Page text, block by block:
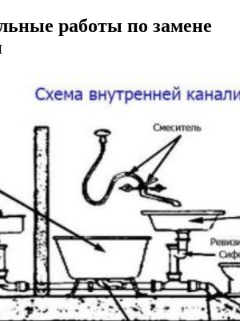
работы по замене